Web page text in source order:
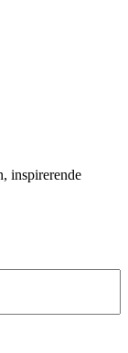
inspirerende